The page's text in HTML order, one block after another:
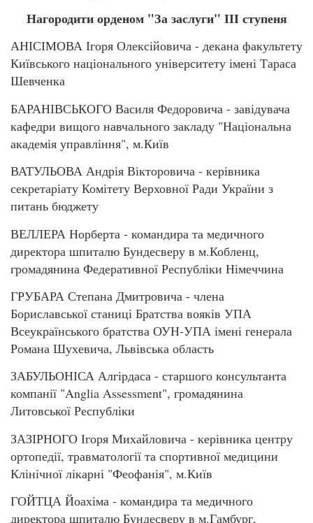
Нагородити орденом "За заслуги" ІІІ ступеня
АНІСІМОВА Ігоря Олексійовича - декана факультету
Київського національного університету імені Тараса
Шевченка
БАРАНІВСЬКОГО Василя Федоровича - завідувача
кафедри вищого навчального закладу "Національна
академія управління", м.Київ
ВАТУЛЬОВА Андрія Вікторовича - керівника
секретаріату Комітету Верховної Ради України з
питань бюджету
ВЕЛЛЕРА Норберта - командира та медичного
директора шпиталю Бундесверу в м.Кобленц,
громадянина Федеративної Республіки Німеччина
ГРУБАРА Степана Дмитровича - члена
Бориславської станиці Братства вояків УПА
Всеукраїнського братства ОУН-УПА імені генерала
Романа Шухевича, Львівська область
ЗАБУЛЬОНІСА Алгірдаса - старшого консультанта
компанії "Anglia Assessment", громадянина
Литовської Республіки
ЗАЗІРНОГО Ігоря Михайловича - керівника центру
ортопедії, травматології та спортивної медицини
Клінічної лікарні "Феофанія", м.Київ
ГОЙТЦА Йоахіма - командира та медичного
директора шпиталю Бундесверу в м.Гамбург,